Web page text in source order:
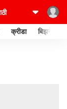
क्रीडा बिझनेस